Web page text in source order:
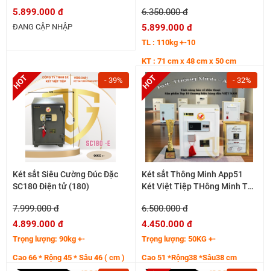
5.899.000 đ
ĐANG CẬP NHẬP
6.350.000 đ
5.899.000 đ
TL : 110kg +-10
KT : 71 cm x 48 cm x 50 cm
- 39%
Két sắt Siêu Cường Đúc Đặc
SC180 Điện tử (180)
7.999.000 đ
4.899.000 đ
Trọng lượng: 90kg +-
Cao 66 * Rộng 45 * Sâu 46 ( cm )
- 32%
Két sắt Thông Minh App51
Két Việt Tiệp THông Minh Thế
6.500.000 đ
4.450.000 đ
Trọng lượng: 50KG +-
Cao 51 *Rộng38 *Sâu38 cm